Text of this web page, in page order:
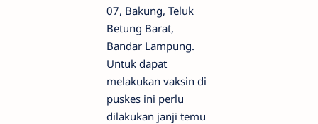
07, Bakung, Teluk
Betung Barat,
Bandar Lampung.
Untuk dapat
melakukan vaksin di
puskes ini perlu
dilakukan janji temu